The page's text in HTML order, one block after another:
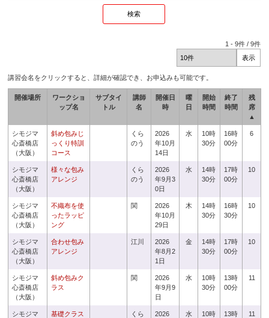
1 -9件 /9件
講習会名をクリックすると、詳細が確認でき、お申込みも可能です。
開催場所
ワークショ
ップ名
サブタイ
トル
講師
名
開催日
時
曜
日
開始
時間
終了
時間
残
席
▲
シモジマ
心斎橋店
（大阪）
斜め包みじ
っくり特訓
コース
くら
のう
2026
年10月
14日
水
10時
30分
16時
00分
6
シモジマ
心斎橋店
（大阪）
様々な包み
アレンジ
くら
のう
2026
年9月3
0日
水
14時
30分
17時
00分
10
シモジマ
心斎橋店
（大阪）
不織布を使
ったラッピ
ング
関
2026
年10月
29日
木
14時
30分
16時
30分
10
シモジマ
心斎橋店
（大阪）
合わせ包み
アレンジ
江川
2026
年8月2
1日
金
14時
30分
17時
00分
10
シモジマ
心斎橋店
（大阪）
斜め包みク
ラス
関
2026
年9月9
日
水
10時
30分
13時
00分
11
シモジマ
基礎クラス
くら
2026
水
10時
13時
11